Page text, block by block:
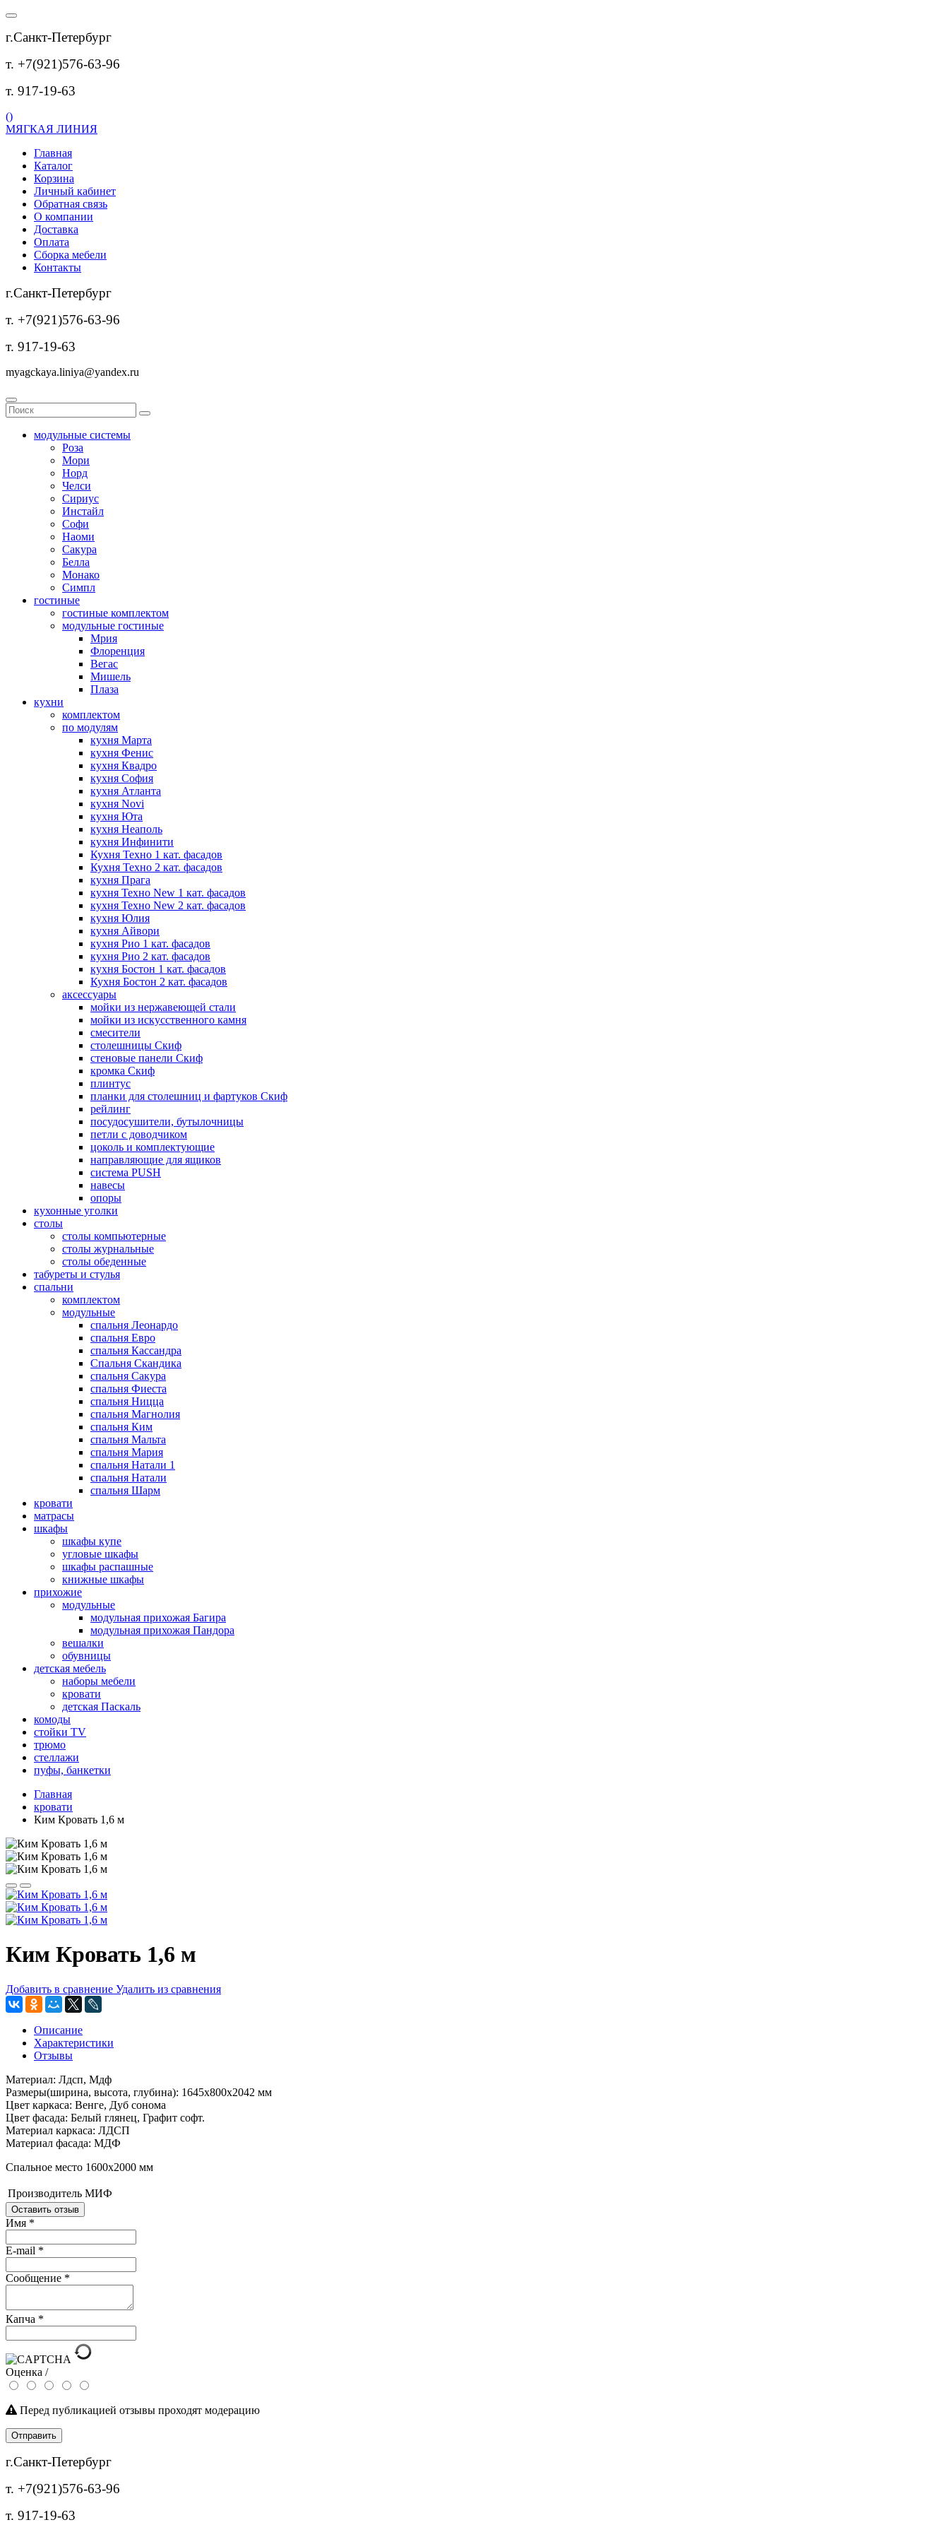
г.Санкт-Петербург
т. +7(921)576-63-96
т. 917-19-63
()
МЯГКАЯ ЛИНИЯ
Главная
Каталог
Корзина
Личный кабинет
Обратная связь
О компании
Доставка
Оплата
Сборка мебели
Контакты
г.Санкт-Петербург
т. +7(921)576-63-96
т. 917-19-63
myagckaya.liniya@yandex.ru
модульные системы
Роза
Мори
Норд
Челси
Сириус
Инстайл
Софи
Наоми
Сакура
Белла
Монако
Симпл
гостиные
гостиные комплектом
модульные гостиные
Мрия
Флоренция
Вегас
Мишель
Плаза
кухни
комплектом
по модулям
кухня Марта
кухня Фенис
кухня Квадро
кухня София
кухня Атланта
кухня Novi
кухня Юта
кухня Неаполь
кухня Инфинити
Кухня Техно 1 кат. фасадов
Кухня Техно 2 кат. фасадов
кухня Прага
кухня Техно New 1 кат. фасадов
кухня Техно New 2 кат. фасадов
кухня Юлия
кухня Айвори
кухня Рио 1 кат. фасадов
кухня Рио 2 кат. фасадов
кухня Бостон 1 кат. фасадов
Кухня Бостон 2 кат. фасадов
аксессуары
мойки из нержавеющей стали
мойки из искусственного камня
смесители
столешницы Скиф
стеновые панели Скиф
кромка Скиф
плинтус
планки для столешниц и фартуков Скиф
рейлинг
посудосушители, бутылочницы
петли с доводчиком
цоколь и комплектующие
направляющие для ящиков
система PUSH
навесы
опоры
кухонные уголки
столы
столы компьютерные
столы журнальные
столы обеденные
табуреты и стулья
спальни
комплектом
модульные
спальня Леонардо
спальня Евро
спальня Кассандра
Спальня Скандика
спальня Сакура
спальня Фиеста
спальня Ницца
спальня Магнолия
спальня Ким
спальня Мальта
спальня Мария
спальня Натали 1
спальня Натали
спальня Шарм
кровати
матрасы
шкафы
шкафы купе
угловые шкафы
шкафы распашные
книжные шкафы
прихожие
модульные
модульная прихожая Багира
модульная прихожая Пандора
вешалки
обувницы
детская мебель
наборы мебели
кровати
детская Паскаль
комоды
стойки TV
трюмо
стеллажи
пуфы, банкетки
Главная
кровати
Ким Кровать 1,6 м
Ким Кровать 1,6 м
Добавить в сравнение Удалить из сравнения
Описание
Характеристики
Отзывы
Материал: Лдсп, Мдф
Размеры(ширина, высота, глубина): 1645х800х2042 мм
Цвет каркаса: Венге, Дуб сонома
Цвет фасада: Белый глянец, Графит софт.
Материал каркаса: ЛДСП
Материал фасада: МДФ
Спальное место 1600х2000 мм
Производитель МИФ
Оставить отзыв
Имя *
E-mail *
Сообщение *
Капча *
Оценка /
Перед публикацией отзывы проходят модерацию
Отправить
г.Санкт-Петербург
т. +7(921)576-63-96
т. 917-19-63